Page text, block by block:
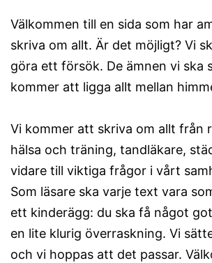
Välkommen till en sida som har
skriva om allt. Är det möjligt? Vi
göra ett försök. De ämnen vi ska
kommer att ligga allt mellan
Vi kommer att skriva om allt från
hälsa och träning, tandläkare,
vidare till viktiga frågor i vårt
Som läsare ska varje text vara
ett kinderägg: du ska få något
en lite klurig överraskning. Vi
och vi hoppas att det passar.